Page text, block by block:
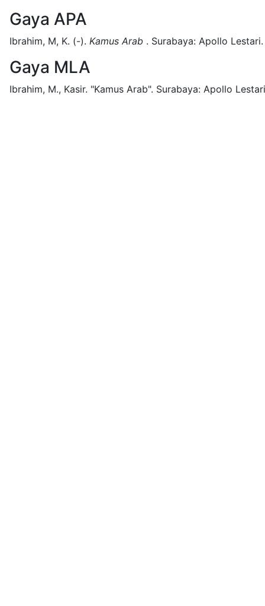
Gaya APA
Ibrahim, M, K. (-). Kamus Arab . Surabaya: Apollo Lestari.
Gaya MLA
Ibrahim, M., Kasir. "Kamus Arab". Surabaya: Apollo